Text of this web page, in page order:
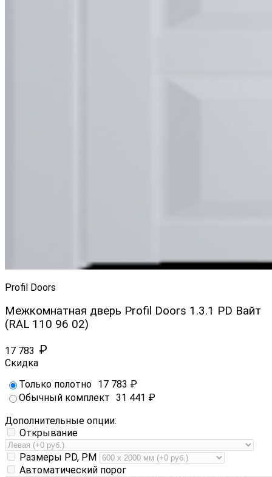
Profil Doors
Межкомнатная дверь Profil Doors 1.3.1 PD Вайт
(RAL 110 96 02)
17 783 ₽
Скидка
Только полотно 17 783 ₽
Обычный комплект 31 441 ₽
Дополнительные опции:
Открывание
Размеры PD, PM
Автоматический порог